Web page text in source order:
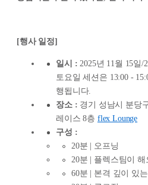
[행사 일정]
일시 : 2025년 11월 15일
토요일 세션은 13:00 -
행됩니다.
장소 : 경기 성남시 분당
레이스 8층 flex Lounge
구성 :
20분 | 오프닝
20분 | 플렉스팀이
60분 | 본격 깊이 있